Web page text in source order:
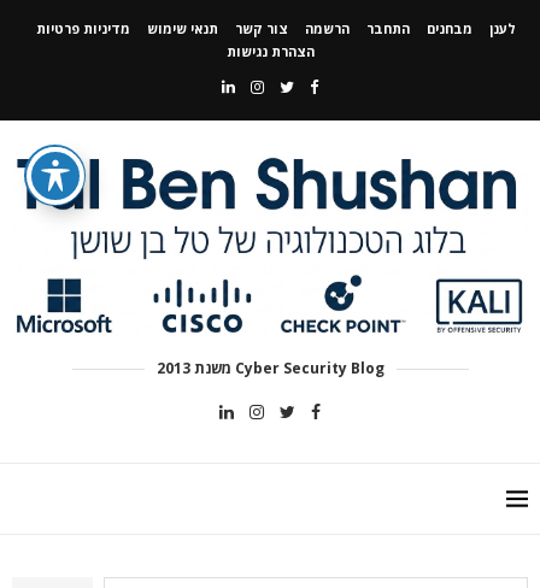
לענן מבחנים התחבר הרשמה צור קשר תנאי שימוש
מדיניות פרטיות
הצהרת נגישות
Cyber Security Blog משנת 2013